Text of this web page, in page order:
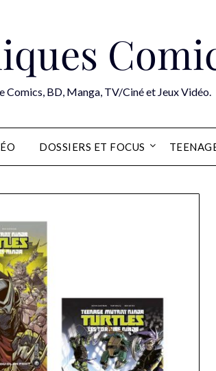
Comics, BD, Manga, TV/Ciné et Jeux Vidéo.
DOSSIERS ET FOCUS